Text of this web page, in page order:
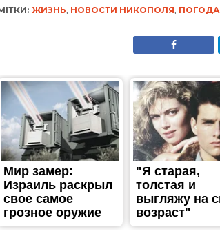
ЖИТТЯ
У Покрові чоловік
загиблий та
Опубліковано10.08.2023